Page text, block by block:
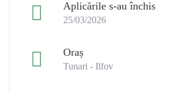
Aplicările s-au închis
25/03/2026
Oraș
Tunari - Ilfov